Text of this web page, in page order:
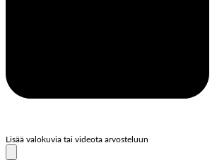
Lisää valokuvia tai videota arvosteluun